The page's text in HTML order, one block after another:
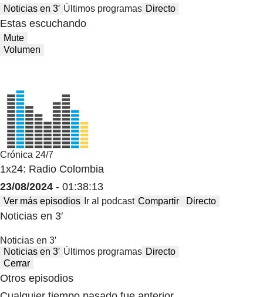
Noticias en 3′ Últimos programas Directo
Estas escuchando
Mute
Volumen
Crónica 24/7
1x24: Radio Colombia
23/08/2024 - 01:38:13
Ver más episodios Ir al podcast Compartir Directo
Noticias en 3′
Noticias en 3′
Noticias en 3′ Últimos programas Directo
Cerrar
Otros episodios